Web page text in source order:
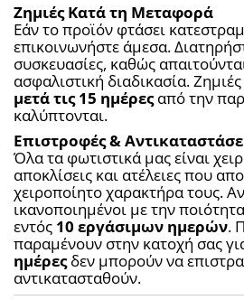
Ζημιές Κατά τη Μεταφορά
Εάν το προϊόν φτάσει
επικοινωνήστε άμεσα.
συσκευασίες, καθώς
μετά τις 15 ημέρες από την
καλύπτονται.
Επιστροφές &
Όλα τα φωτιστικά μας είναι
αποκλίσεις και ατέλειες που
χειροποίητο χαρακτήρα τους.
ικανοποιημένοι με την
εντός 10 εργάσιμων ημερών.
παραμένουν στην κατοχή σας
ημέρες δεν μπορούν να
αντικατασταθούν.